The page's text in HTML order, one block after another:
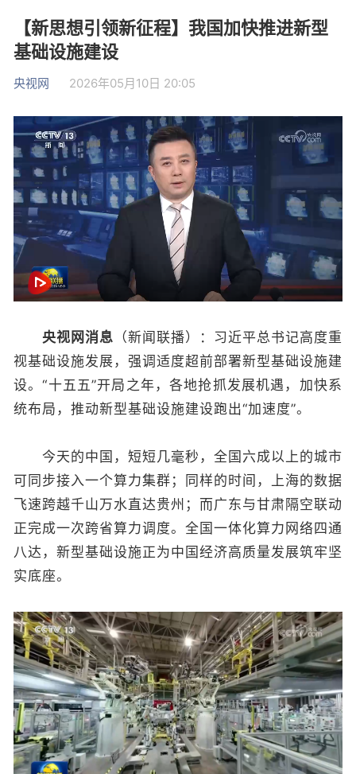
【新思想引领新征程】我国加快推进新型
基础设施建设
央视网 2026年05月10日 20:05
央视网消息 （新闻联播）：习近平总书记高度重
视基础设施发展，强调适度超前部署新型基础设施建
设。“十五五”开局之年，各地抢抓发展机遇，加快系
统布局，推动新型基础设施建设跑出“加速度”。
今天的中国，短短几毫秒，全国六成以上的城市
可同步接入一个算力集群；同样的时间，上海的数据
飞速跨越千山万水直达贵州；而广东与甘肃隔空联动
正完成一次跨省算力调度。全国一体化算力网络四通
八达，新型基础设施正为中国经济高质量发展筑牢坚
实底座。